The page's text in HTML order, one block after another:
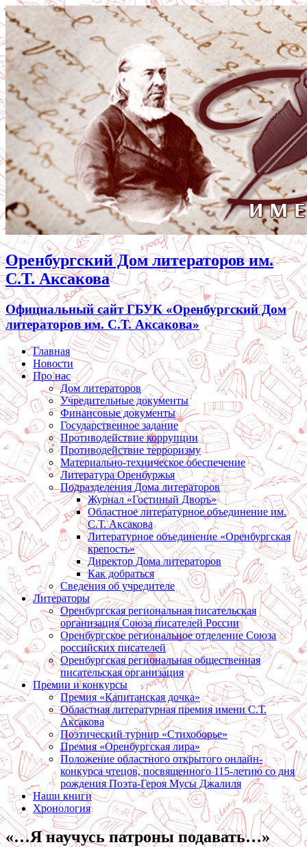
Оренбургский Дом литераторов им.
С.Т. Аксакова
Официальный сайт ГБУК «Оренбургский Дом
литераторов им. С.Т. Аксакова»
Главная
Новости
Про нас
Дом литераторов
Учредительные документы
Финансовые документы
Государственное задание
Противодействие коррупции
Противодействие терроризму
Материально-техническое обеспечение
Литература Оренбуржья
Подразделения Дома литераторов
Журнал «Гостиный Дворъ»
Областное литературное объединение им.
С.Т. Аксакова
Литературное объединение «Оренбургская
крепость»
Директор Дома литераторов
Как добраться
Сведения об учредителе
Литераторы
Оренбургская региональная писательская
организация Союза писателей России
Оренбургское региональное отделение Союза
российских писателей
Оренбургская региональная общественная
писательская организация
Премии и конкурсы
Премия «Капитанская дочка»
Областная литературная премия имени С.Т.
Аксакова
Поэтический турнир «Стихоборье»
Премия «Оренбургская лира»
Положение областного открытого онлайн-
конкурса чтецов, посвященного 115-летию со дня
рождения Поэта-Героя Мусы Джалиля
Наши книги
Хронология
«…Я научусь патроны подавать…»